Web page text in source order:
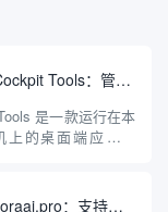
Cockpit Tools：管理多个AI编程IDE账号与配置多开独立实例的本地桌面应用
是一款运行在本
的桌面端应用程
号与运行环境而设
soraai.pro：支持多模型文字转视频和图像生成的在线创作工具